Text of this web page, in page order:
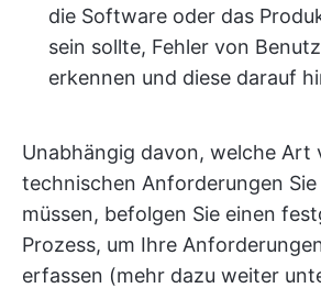
die Software oder das
sein sollte, Fehler von
erkennen und diese darauf
Unabhängig davon, welche Art
technischen Anforderungen
müssen, befolgen Sie einen
Prozess, um Ihre
erfassen (mehr dazu weiter